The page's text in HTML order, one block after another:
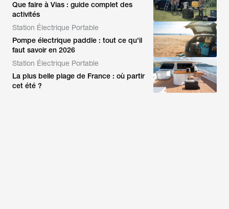
Que faire à Vias : guide complet des
activités
Station Électrique Portable
Pompe électrique paddle : tout ce qu'il
faut savoir en 2026
Station Électrique Portable
La plus belle plage de France : où partir
cet été ?